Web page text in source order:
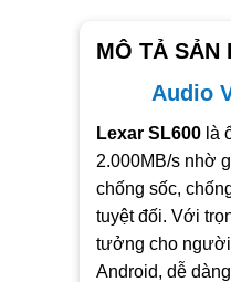
chuyển thường
chuyên nghiệp.
Bảo hành
MÔ TẢ SẢN
Audio
Lexar SL600 là
2.000MB/s nhờ
chống sốc,
tuyệt đối. Với
tưởng cho người
Android, dễ